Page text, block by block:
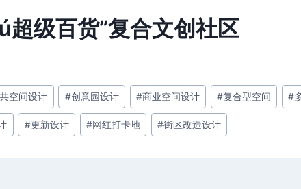
级百货”复合文创社区
空间设计 #创意园设计 #商业空间设计 #复合型空间 #
#更新设计 #网红打卡地 #街区改造设计